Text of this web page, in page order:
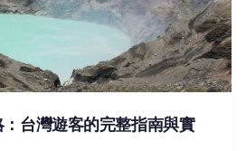
台灣遊客的完整指南與實